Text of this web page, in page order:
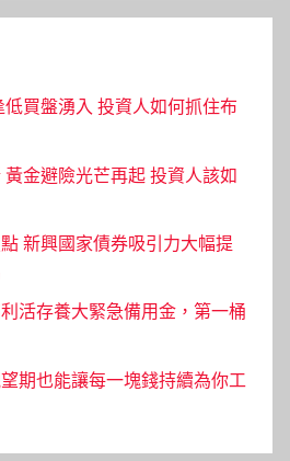
買盤湧入 投資人如何抓住布
金避險光芒再起 投資人該如
新興國家債券吸引力大幅提
活存養大緊急備用金，第一桶
期也能讓每一塊錢持續為你工